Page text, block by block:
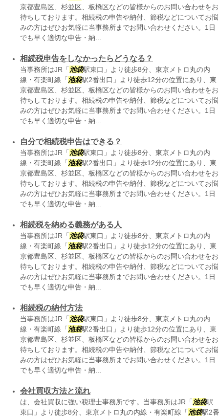
京都豊島区、杉並区、板橋区などの皆様からのお問い合わせをお
待ちしております。相続税の申告や納付、節税などについてお悩
みの方はぜひお気軽に当事務所までお問い合わせください。1日
でも早く適切な申告・納...
相続税申告をしなかったらどうなる？
当事務所はJR「 池袋駅東口」より徒歩8分、東京メトロ丸の内
線・有楽町線「 池袋駅2番出口」より徒歩12分の位置にあり、東
京都豊島区、杉並区、板橋区などの皆様からのお問い合わせをお
待ちしております。相続税の申告や納付、節税などについてお悩
みの方はぜひお気軽に当事務所までお問い合わせください。1日
でも早く適切な申告・納...
自分で相続税申告はできる？
当事務所はJR「 池袋駅東口」より徒歩8分、東京メトロ丸の内
線・有楽町線「 池袋駅2番出口」より徒歩12分の位置にあり、東
京都豊島区、杉並区、板橋区などの皆様からのお問い合わせをお
待ちしております。相続税の申告や納付、節税などについてお悩
みの方はぜひお気軽に当事務所までお問い合わせください。1日
でも早く適切な申告・納...
相続税を納める義務がある人
当事務所はJR「 池袋駅東口」より徒歩8分、東京メトロ丸の内
線・有楽町線「 池袋駅2番出口」より徒歩12分の位置にあり、東
京都豊島区、杉並区、板橋区などの皆様からのお問い合わせをお
待ちしております。相続税の申告や納付、節税などについてお悩
みの方はぜひお気軽に当事務所までお問い合わせください。1日
でも早く適切な申告・納...
相続税の納付方法
当事務所はJR「 池袋駅東口」より徒歩8分、東京メトロ丸の内
線・有楽町線「 池袋駅2番出口」より徒歩12分の位置にあり、東
京都豊島区、杉並区、板橋区などの皆様からのお問い合わせをお
待ちしております。相続税の申告や納付、節税などについてお悩
みの方はぜひお気軽に当事務所までお問い合わせください。1日
でも早く適切な申告・納...
会社買収方法と流れ
は、会社買収に強い税理士事務所です。当事務所はJR「 池袋駅
東口」より徒歩8分、東京メトロ丸の内線・有楽町線「 池袋駅2番